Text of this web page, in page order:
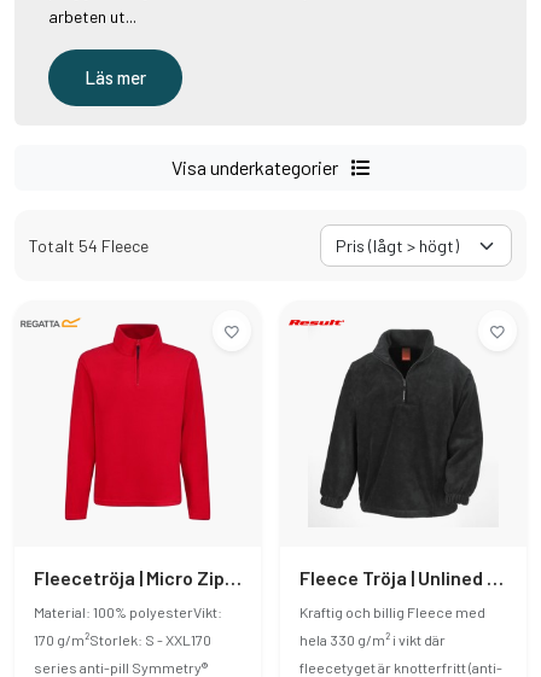
arbeten ut...
Läs mer
Visa underkategorier
Totalt 54 Fleece
Fleecetröja | Micro Zip Neck
Material: 100% polyesterVikt:
170 g/m²Storlek: S - XXL170
series anti-pill Symmetry®
Fleece Tröja | Unlined Active Fleece Top
Kraftig och billig Fleece med
hela 330 g/m² i vikt där
fleecetyget är knotterfritt (anti-